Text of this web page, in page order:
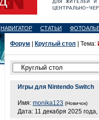
НАВИГАТОР СТАТЬИ
Форум Круглый стол | Тема:
Игры для Nintendo Switch
Имя: monika123 (Новичок)
Дата: 11 декабря 2025